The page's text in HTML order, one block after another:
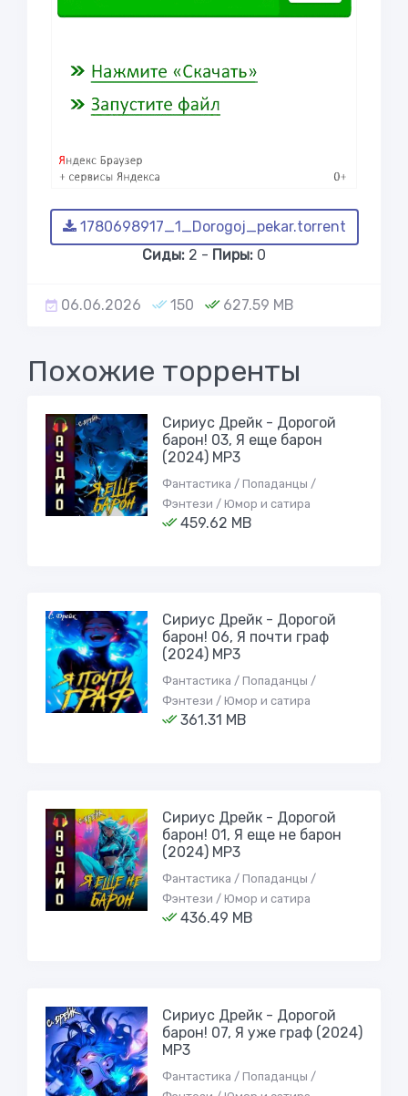
1780698917_1_Dorogoj_pekar.torrent
Сиды: 2 - Пиры: 0
06.06.2026 150 627.59 MB
Похожие торренты
Сириус Дрейк - Дорогой
барон! 03, Я еще барон
(2024) МР3
Фантастика / Попаданцы /
Фэнтези / Юмор и сатира
459.62 MB
Сириус Дрейк - Дорогой
барон! 06, Я почти граф
(2024) МР3
Фантастика / Попаданцы /
Фэнтези / Юмор и сатира
361.31 MB
Сириус Дрейк - Дорогой
барон! 01, Я еще не барон
(2024) МР3
Фантастика / Попаданцы /
Фэнтези / Юмор и сатира
436.49 MB
Сириус Дрейк - Дорогой
барон! 07, Я уже граф (2024)
МР3
Фантастика / Попаданцы /